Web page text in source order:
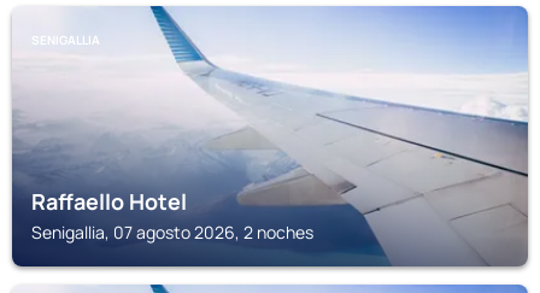
SENIGALLIA
Raffaello Hotel
Senigallia, 07 agosto 2026, 2 noches